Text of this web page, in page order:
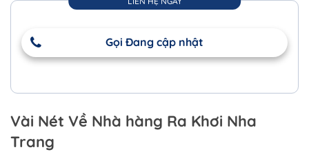
Gọi Đang cập nhật
Vài Nét Về Nhà hàng Ra Khơi Nha
Trang